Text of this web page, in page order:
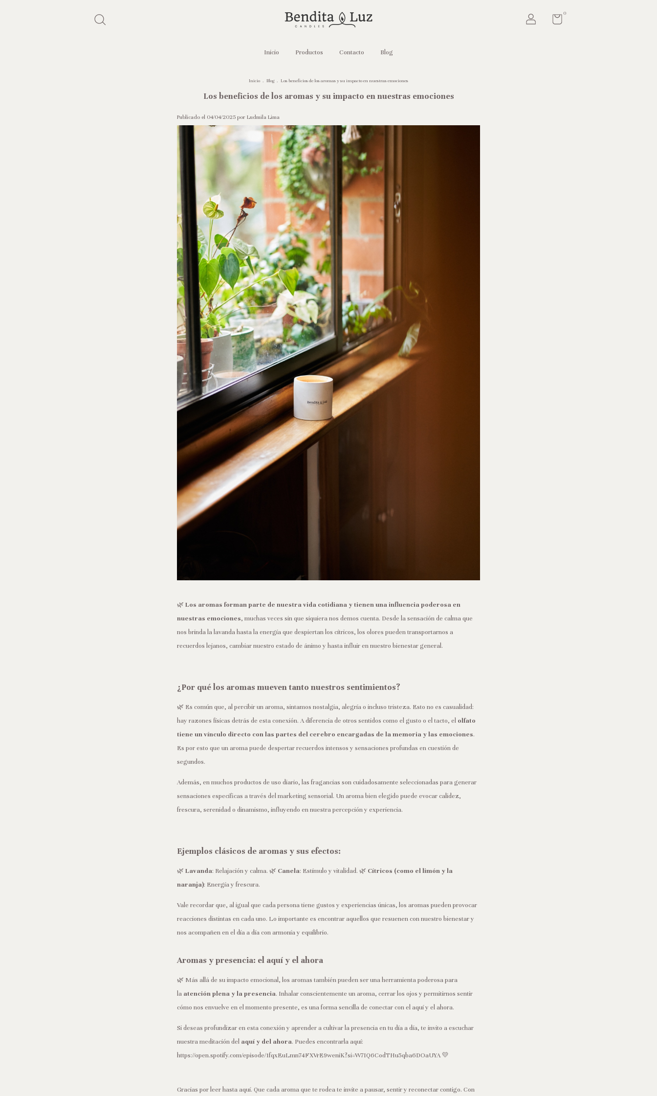
0
Inicio Productos Contacto Blog
Inicio . Blog . Los beneficios de los aromas y su impacto en nuestras emociones
Los beneficios de los aromas y su impacto en nuestras emociones
Publicado el 04/04/2025 por Ludmila Lima
🌿 Los aromas forman parte de nuestra vida cotidiana y tienen una influencia poderosa en
nuestras emociones, muchas veces sin que siquiera nos demos cuenta. Desde la sensación de calma que
nos brinda la lavanda hasta la energía que despiertan los cítricos, los olores pueden transportarnos a
recuerdos lejanos, cambiar nuestro estado de ánimo y hasta influir en nuestro bienestar general.
¿Por qué los aromas mueven tanto nuestros sentimientos?
🌿 Es común que, al percibir un aroma, sintamos nostalgia, alegría o incluso tristeza. Esto no es casualidad:
hay razones físicas detrás de esta conexión. A diferencia de otros sentidos como el gusto o el tacto, el olfato
tiene un vínculo directo con las partes del cerebro encargadas de la memoria y las emociones.
Es por esto que un aroma puede despertar recuerdos intensos y sensaciones profundas en cuestión de
segundos.
Además, en muchos productos de uso diario, las fragancias son cuidadosamente seleccionadas para generar
sensaciones específicas a través del marketing sensorial. Un aroma bien elegido puede evocar calidez,
frescura, serenidad o dinamismo, influyendo en nuestra percepción y experiencia.
Ejemplos clásicos de aromas y sus efectos:
🌿 Lavanda: Relajación y calma. 🌿 Canela: Estímulo y vitalidad. 🌿 Cítricos (como el limón y la
naranja): Energía y frescura.
Vale recordar que, al igual que cada persona tiene gustos y experiencias únicas, los aromas pueden provocar
reacciones distintas en cada uno. Lo importante es encontrar aquellos que resuenen con nuestro bienestar y
nos acompañen en el día a día con armonía y equilibrio.
Aromas y presencia: el aquí y el ahora
🌿 Más allá de su impacto emocional, los aromas también pueden ser una herramienta poderosa para
la atención plena y la presencia. Inhalar conscientemente un aroma, cerrar los ojos y permitirnos sentir
cómo nos envuelve en el momento presente, es una forma sencilla de conectar con el aquí y el ahora.
Si deseas profundizar en esta conexión y aprender a cultivar la presencia en tu día a día, te invito a escuchar
nuestra meditación del aquí y del ahora. Puedes encontrarla aquí:
https://open.spotify.com/episode/1fqxEuLmn74FXVrE9weniK?si=W7IQ6CodTHu5qba6DOaUYA💛
Gracias por leer hasta aquí. Que cada aroma que te rodea te invite a pausar, sentir y reconectar contigo. Con